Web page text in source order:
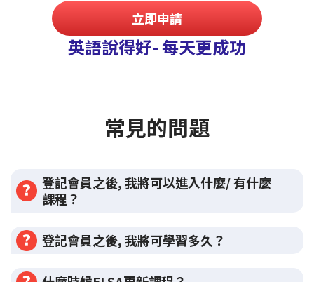
立即申請
英語說得好- 每天更成功
常見的問題
登記會員之後, 我將可以進入什麼/ 有什麼
課程？
登記會員之後, 我將可學習多久？